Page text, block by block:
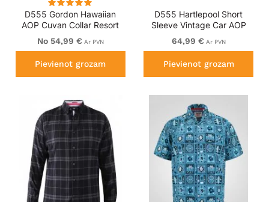
D555 Gordon Hawaiian
AOP Cuvan Collar Resort
Short Sleeve Black
No 54,99 € Ar PVN
Pievienot grozam
D555 Hartlepool Short
Sleeve Vintage Car AOP
Stretch Shirt Blue
64,99 € Ar PVN
Pievienot grozam